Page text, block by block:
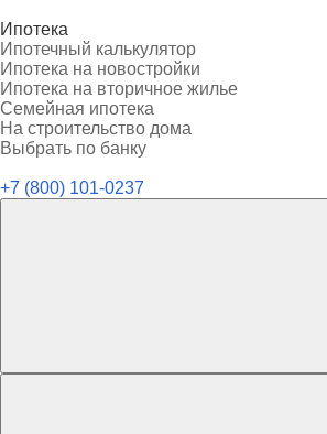
Ипотека
Ипотечный калькулятор
Ипотека на новостройки
Ипотека на вторичное жилье
Семейная ипотека
На строительство дома
Выбрать по банку
+7 (800) 101-0237